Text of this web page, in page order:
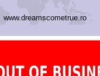
www.dreamscometrue.ro